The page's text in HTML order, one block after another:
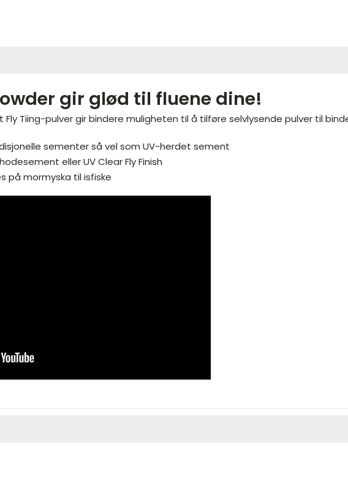
gir glød til fluene dine!
Fly Tiing-pulver gir bindere muligheten til å tilføre selvlysende pulver til
sementer så vel som UV-herdet sement
eller UV Clear Fly Finish
på mormyska til isfiske